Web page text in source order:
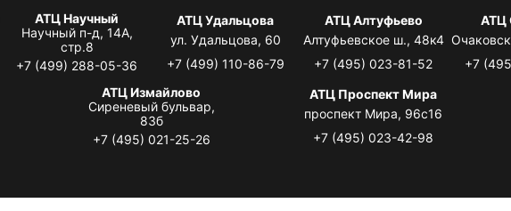
АТЦ Научный
Научный п-д, 14А,
стр.8
+7 (499) 288-05-36
АТЦ Удальцова
ул. Удальцова, 60
+7 (499) 110-86-79
АТЦ Алтуфьево
Алтуфьевское ш., 48к4
+7 (495) 023-81-52
АТЦ
+7
АТЦ Измайлово
Сиреневый бульвар,
83б
+7 (495) 021-25-26
АТЦ Проспект Мира
проспект Мира, 96с16
+7 (495) 023-42-98